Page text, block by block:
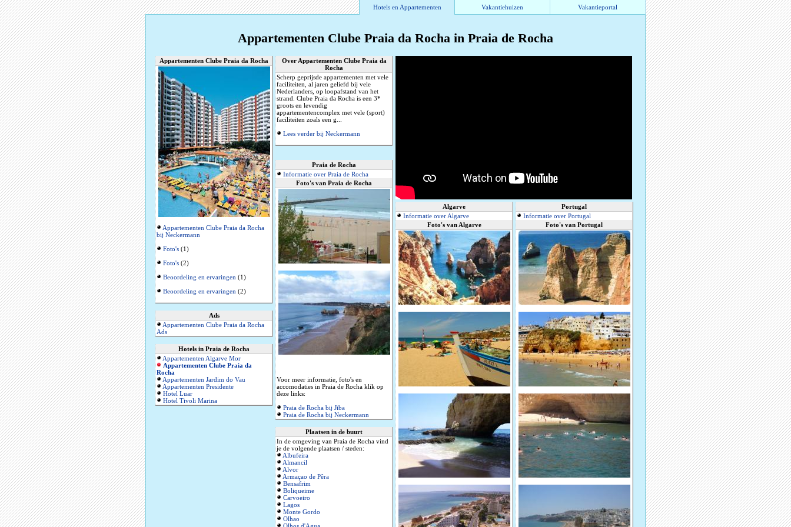
Hotels en Appartementen Vakantiehuizen Vakantieportal
Appartementen Clube Praia da Rocha in Praia de Rocha
Appartementen Clube Praia da Rocha
Appartementen Clube Praia da Rocha
bij Neckermann
Foto's (1)
Foto's (2)
Beoordeling en ervaringen (1)
Beoordeling en ervaringen (2)
Ads
Appartementen Clube Praia da Rocha
Ads
Hotels in Praia de Rocha
Appartementen Algarve Mor
Appartementen Clube Praia da
Rocha
Appartementen Jardim do Vau
Appartementen Presidente
Hotel Luar
Hotel Tivoli Marina
Over Appartementen Clube Praia da
Rocha
Scherp geprijsde appartementen met vele
faciliteiten, al jaren geliefd bij vele
Nederlanders, op loopafstand van het
strand. Clube Praia da Rocha is een 3*
groots en levendig
appartementencomplex met vele (sport)
faciliteiten zoals een g...
Lees verder bij Neckermann
Praia de Rocha
Informatie over Praia de Rocha
Foto's van Praia de Rocha
Voor meer informatie, foto's en
accomodaties in Praia de Rocha klik op
deze links:
Praia de Rocha bij Jiba
Praia de Rocha bij Neckermann
Plaatsen in de buurt
In de omgeving van Praia de Rocha vind
je de volgende plaatsen / steden:
Albufeira
Almancil
Alvor
Armaçao de Pêra
Bensafrim
Boliqueime
Carvoeiro
Lagos
Monte Gordo
Olhao
Algarve
Informatie over Algarve
Foto's van Algarve
Portugal
Informatie over Portugal
Foto's van Portugal